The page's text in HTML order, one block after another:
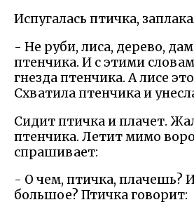
Испугалась птичка,
- Не руби, лиса, дерево,
птенчика. И с этими
гнезда птенчика. А лисе
Схватила птенчика и
Сидит птичка и плачет.
птенчика. Летит мимо
спрашивает:
- О чем, птичка, плачешь?
большое? Птичка говорит: